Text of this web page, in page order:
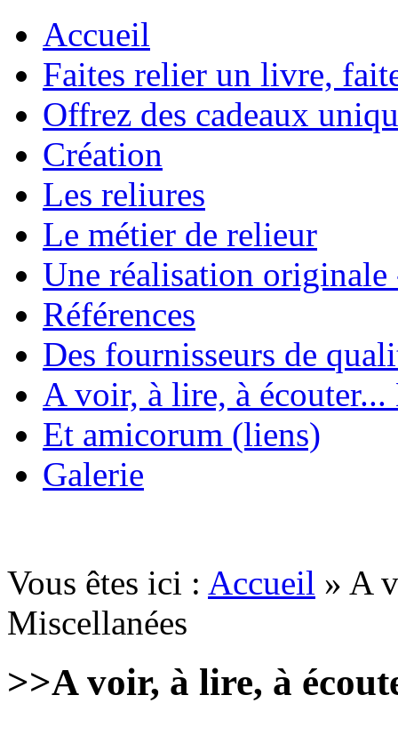
Accueil
Faites relier un livre,
Offrez des cadeaux
Création
Les reliures
Le métier de relieur
Une réalisation
Références
Des fournisseurs de
A voir, à lire, à écouter...
Et amicorum (liens)
Galerie
Vous êtes ici : Accueil » A
Miscellanées
>>A voir, à lire, à